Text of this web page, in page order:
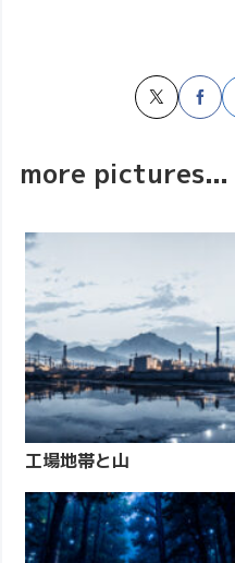
more pictures...
工場地帯と山